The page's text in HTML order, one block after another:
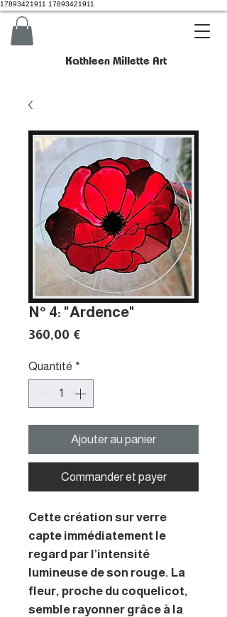
17893421911 17893421911
Kathleen Millette Art
N° 4: "Ardence"
360,00 €
Quantité *
Ajouter au panier
Commander et payer
Cette création sur verre
capte immédiatement le
regard par l’intensité
lumineuse de son rouge. La
fleur, proche du coquelicot,
semble rayonner grâce à la